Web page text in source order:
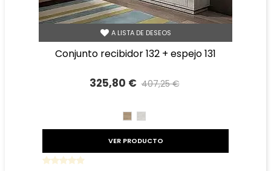
A LISTA DE DESEOS
conjunto recibidor 132 + espejo 131
325,80 € 407,25 €
CAMBRIAN
VER PRODUCTO